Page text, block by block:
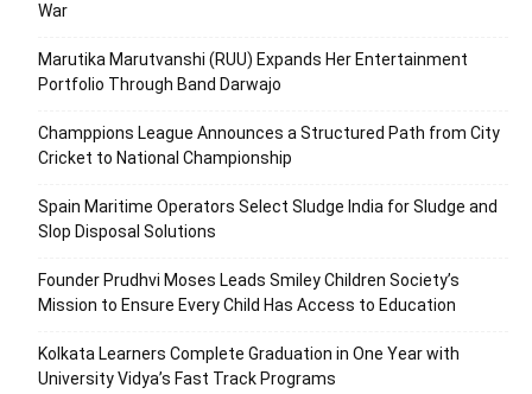
War
Marutika Marutvanshi (RUU) Expands Her Entertainment
Portfolio Through Band Darwajo
Champpions League Announces a Structured Path from City
Cricket to National Championship
Spain Maritime Operators Select Sludge India for Sludge and
Slop Disposal Solutions
Founder Prudhvi Moses Leads Smiley Children Society’s
Mission to Ensure Every Child Has Access to Education
Kolkata Learners Complete Graduation in One Year with
University Vidya’s Fast Track Programs